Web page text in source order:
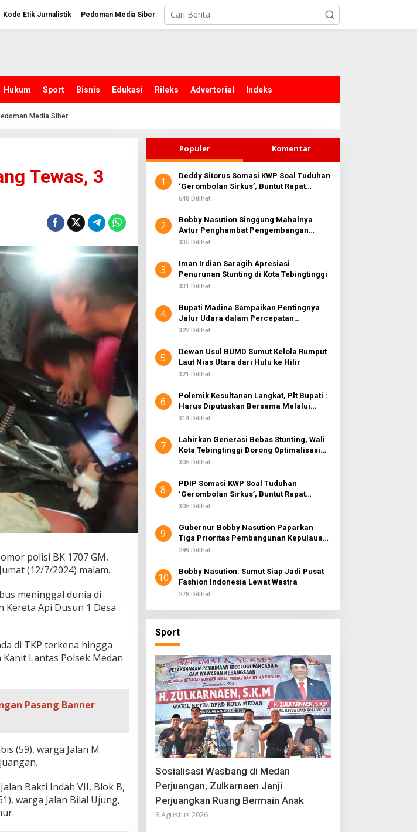
Kode Etik Jurnalistik Pedoman Media Siber
Hukum Sport Bisnis Edukasi Rileks Advertorial Indeks
Media Siber
Tewas, 3
polisi BK 1707 GM,
(12/7/2024) malam.
meninggal dunia di
Kereta Api Dusun 1 Desa
di TKP terkena hingga
Lantas Polsek Medan
Pasang Banner
(59), warga Jalan M
Bakti Indah VII, Blok B,
warga Jalan Bilal Ujung,
Populer Komentar
1
Deddy Sitorus Somasi KWP Soal Tuduhan
‘Gerombolan Sirkus’, Buntut Rapat
Komisi II Dipimpin Sufmi Dasco Ahmad
648 Dilihat
2
Bobby Nasution Singgung Mahalnya
Avtur Penghambat Pengembangan
Industri Penerbangan di Sumut
335 Dilihat
3
Iman Irdian Saragih Apresiasi
Penurunan Stunting di Kota Tebingtinggi
331 Dilihat
4
Bupati Madina Sampaikan Pentingnya
Jalur Udara dalam Percepatan
Pembangunan
322 Dilihat
5
Dewan Usul BUMD Sumut Kelola Rumput
Laut Nias Utara dari Hulu ke Hilir
321 Dilihat
6
Polemik Kesultanan Langkat, Plt Bupati :
Harus Diputuskan Bersama Melalui
Forum Dialog
314 Dilihat
7
Lahirkan Generasi Bebas Stunting, Wali
Kota Tebingtinggi Dorong Optimalisasi
SP3 Catin
305 Dilihat
8
PDIP Somasi KWP Soal Tuduhan
‘Gerombolan Sirkus’, Buntut Rapat
Komisi II Dipimpin Sufmi Dasco Ahmad
305 Dilihat
9
Gubernur Bobby Nasution Paparkan
Tiga Prioritas Pembangunan Kepulauan
Nias
299 Dilihat
10
Bobby Nasution: Sumut Siap Jadi Pusat
Fashion Indonesia Lewat Wastra
278 Dilihat
Sport
Sosialisasi Wasbang di Medan
Perjuangan, Zulkarnaen Janji
Perjuangkan Ruang Bermain Anak
8 Agustus 2026